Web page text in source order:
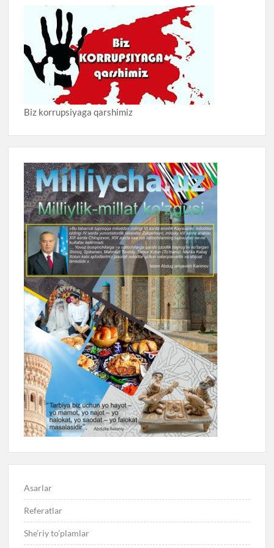
Biz korrupsiyaga qarshimiz
Asarlar
Referatlar
She’riy to’plamlar